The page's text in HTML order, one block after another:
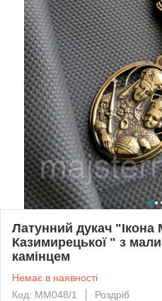
Латунний дукач "Ікона
Казимирецької " з
камінцем
Немає в наявності
Код: MM048/1
Роздріб